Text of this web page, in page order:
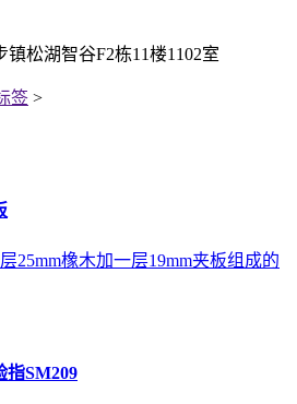
松湖智谷F2栋11楼1102室
签 >
25mm橡木加一层19mm夹板组成的
指SM209